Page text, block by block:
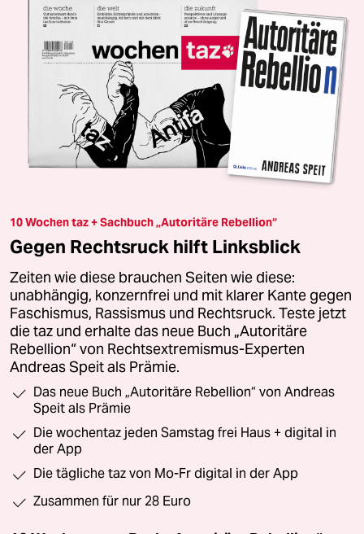
10 Wochen taz + Sachbuch „Autoritäre Rebellion“
Gegen Rechtsruck hilft Linksblick
Zeiten wie diese brauchen Seiten wie diese:
unabhängig, konzernfrei und mit klarer Kante gegen
Faschismus, Rassismus und Rechtsruck. Teste jetzt
die taz und erhalte das neue Buch „Autoritäre
Rebellion“ von Rechtsextremismus-Experten
Andreas Speit als Prämie.
Das neue Buch „Autoritäre Rebellion“ von Andreas
Speit als Prämie
Die wochentaz jeden Samstag frei Haus + digital in
der App
Die tägliche taz von Mo-Fr digital in der App
Zusammen für nur 28 Euro